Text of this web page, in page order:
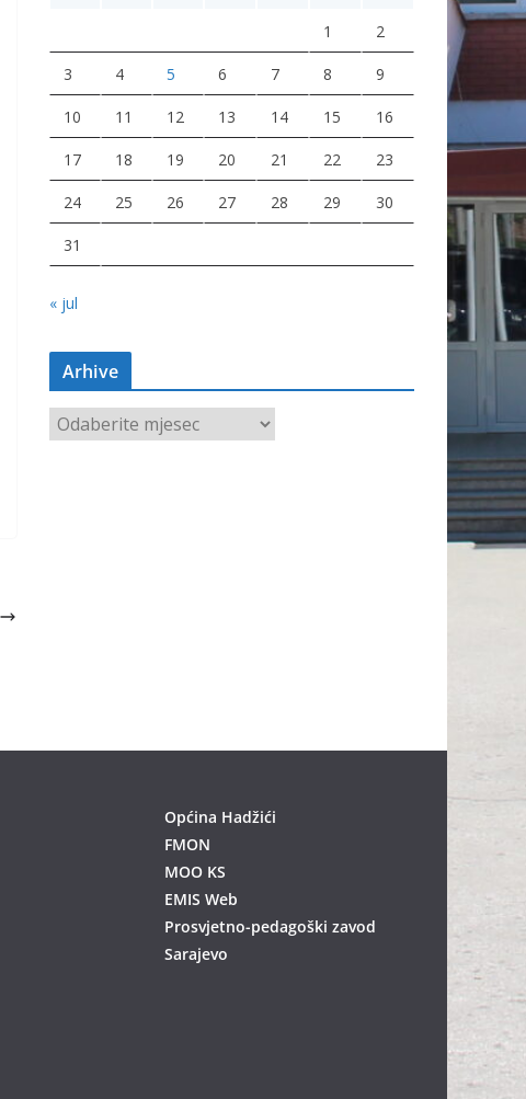
1 2
3 4 5 6 7 8 9
10 11 12 13 14 15 16
17 18 19 20 21 22 23
24 25 26 27 28 29 30
31
« jul
Arhive
A
r
Općina Hadžići
FMON
MOO KS
EMIS Web
Prosvjetno-pedagoški zavod
Sarajevo